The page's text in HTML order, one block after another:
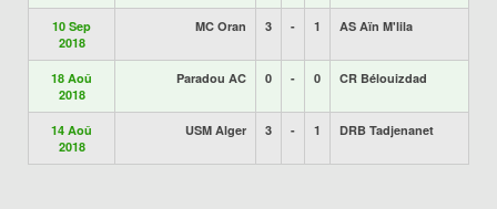
10 Sep
2018
MC Oran 3 - 1 AS Aïn M'lila
18 Aoû
2018
Paradou AC 0 - 0 CR Bélouizdad
14 Aoû
2018
USM Alger 3 - 1 DRB Tadjenanet